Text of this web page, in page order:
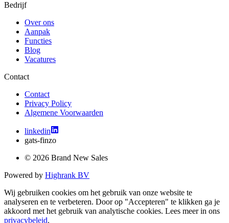
Bedrijf
Over ons
Aanpak
Functies
Blog
Vacatures
Contact
Contact
Privacy Policy
Algemene Voorwaarden
linkedin
gats-finzo
© 2026 Brand New Sales
Powered by Highrank BV
Wij gebruiken cookies om het gebruik van onze website te
analyseren en te verbeteren. Door op "Accepteren" te klikken ga je
akkoord met het gebruik van analytische cookies. Lees meer in ons
privacybeleid.